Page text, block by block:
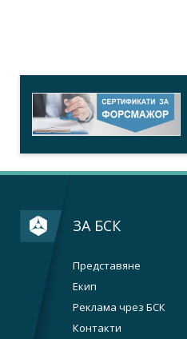
ЗА БСК
Представяне
Екип
Реклама чрез БСК
Контакти